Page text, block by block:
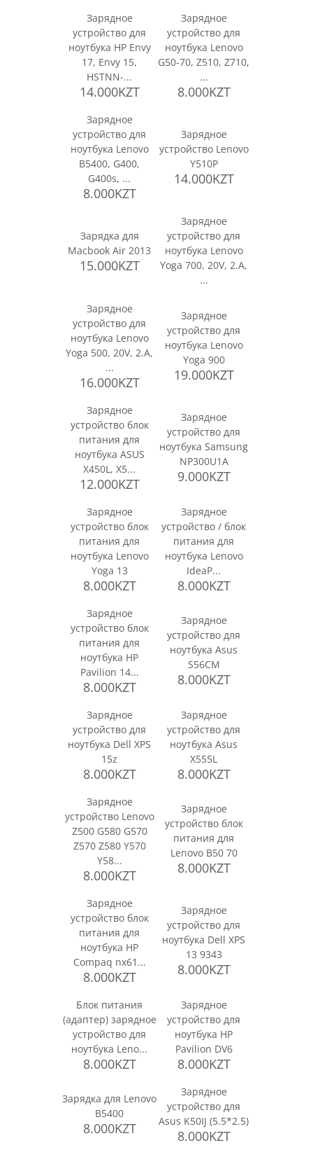
Зарядное
устройство для
ноутбука HP Envy
17, Envy 15,
HSTNN-...
14.000KZT
Зарядное
устройство для
ноутбука Lenovo
G50-70, Z510, Z710,
...
8.000KZT
Зарядное
устройство для
ноутбука Lenovo
B5400, G400,
G400s, ...
8.000KZT
Зарядное
устройство Lenovo
Y510P
14.000KZT
Зарядка для
Macbook Air 2013
15.000KZT
Зарядное
устройство для
ноутбука Lenovo
Yoga 700, 20V, 2.A,
...
Зарядное
устройство для
ноутбука Lenovo
Yoga 500, 20V, 2.A,
...
16.000KZT
Зарядное
устройство для
ноутбука Lenovo
Yoga 900
19.000KZT
Зарядное
устройство блок
питания для
ноутбука ASUS
X450L, X5...
12.000KZT
Зарядное
устройство для
ноутбука Samsung
NP300U1A
9.000KZT
Зарядное
устройство блок
питания для
ноутбука Lenovo
Yoga 13
8.000KZT
Зарядное
устройство / блок
питания для
ноутбука Lenovo
IdeaP...
8.000KZT
Зарядное
устройство блок
питания для
ноутбука HP
Pavilion 14...
8.000KZT
Зарядное
устройство для
ноутбука Asus
S56CM
8.000KZT
Зарядное
устройство для
ноутбука Dell XPS
15z
8.000KZT
Зарядное
устройство для
ноутбука Asus
X555L
8.000KZT
Зарядное
устройство Lenovo
Z500 G580 G570
Z570 Z580 Y570
Y58...
8.000KZT
Зарядное
устройство блок
питания для
Lenovo B50 70
8.000KZT
Зарядное
устройство блок
питания для
ноутбука HP
Compaq nx61...
8.000KZT
Зарядное
устройство для
ноутбука Dell XPS
13 9343
8.000KZT
Блок питания
(адаптер) зарядное
устройство для
ноутбука Leno...
8.000KZT
Зарядное
устройство для
ноутбука HP
Pavilion DV6
8.000KZT
Зарядка для Lenovo
B5400
8.000KZT
Зарядное
устройство для
Asus K50IJ (5.5*2.5)
8.000KZT